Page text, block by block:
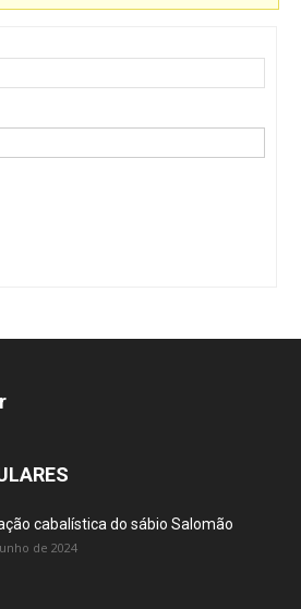
cabalística do sábio Salomão
de 2024